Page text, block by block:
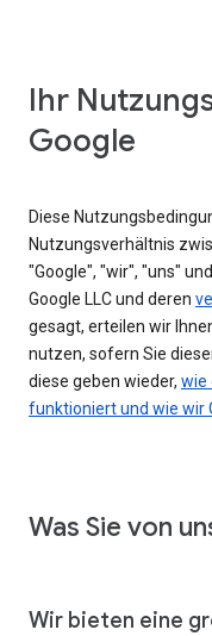
Ihr
Google
Diese
Nutzungsverhältnis
"Google", "wir", "uns"
Google LLC und deren
gesagt, erteilen wir
nutzen, sofern Sie
diese geben wieder, wie
funktioniert und wie wir
Was Sie von
Wir bieten eine